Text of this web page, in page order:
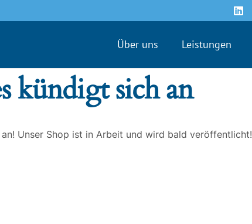
Über uns Leistungen
kündigt sich an
Unser Shop ist in Arbeit und wird bald veröffentlicht!